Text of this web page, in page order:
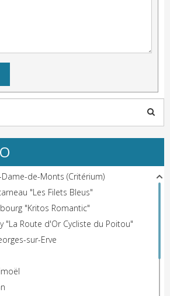
de-Monts (Critérium)
"Les Filets Bleus"
"Kritos Romantic"
"La Route d'Or Cycliste du Poitou"
sur-Erve